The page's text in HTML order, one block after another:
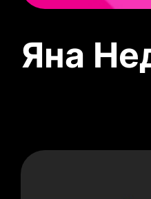
Яна